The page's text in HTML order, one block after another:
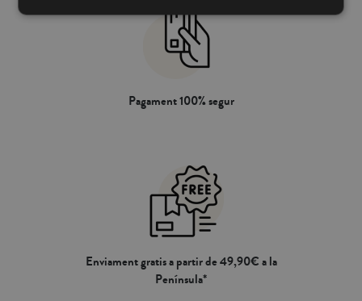
Pagament 100% segur
Enviament gratis a partir de 49,90€ a la
Península*